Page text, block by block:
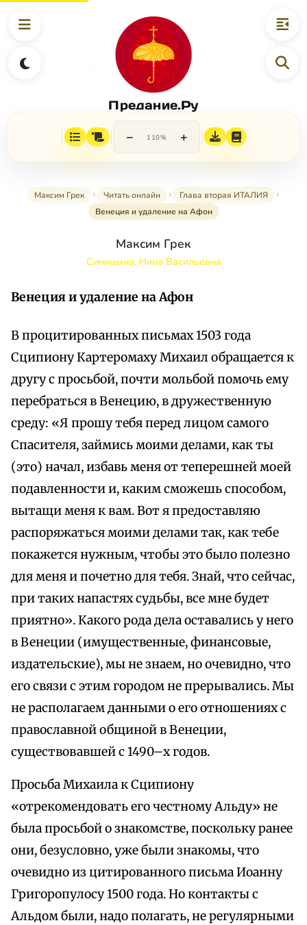
Предание.Ру
− 110% +
Максим Грек Читать онлайн
Глава вторая ИТАЛИЯ
Венеция и удаление на Афон
Максим Грек
Синицына, Нина Васильевна
Венеция и удаление на Афон
В процитированных письмах 1503 года
Сципиону Картеромаху Михаил обращается к
другу с просьбой, почти мольбой помочь ему
перебраться в Венецию, в дружественную
среду: «Я прошу тебя перед лицом самого
Спасителя, займись моими делами, как ты
(это) начал, избавь меня от теперешней моей
подавленности и, каким сможешь способом,
вытащи меня к вам. Вот я предоставляю
распоряжаться моими делами так, как тебе
покажется нужным, чтобы это было полезно
для меня и почетно для тебя. Знай, что сейчас,
при таких напастях судьбы, все мне будет
приятно». Какого рода дела оставались у него
в Венеции (имущественные, финансовые,
издательские), мы не знаем, но очевидно, что
его связи с этим городом не прерывались. Мы
не располагаем данными о его отношениях с
православной общиной в Венеции,
существовавшей с 1490–х годов.
Просьба Михаила к Сципиону
«отрекомендовать его честному Альду» не
была просьбой о знакомстве, поскольку ранее
они, безусловно, уже были знакомы, что
очевидно из цитированного письма Иоанну
Григоропулосу 1500 года. Но контакты с
Альдом были, надо полагать, не регулярными